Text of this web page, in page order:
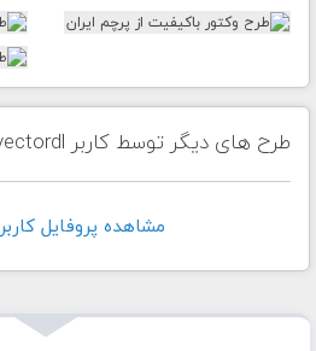
طرح های دیگر توسط کاربر vectordl
مشاهده پروفايل کاربر vectordl